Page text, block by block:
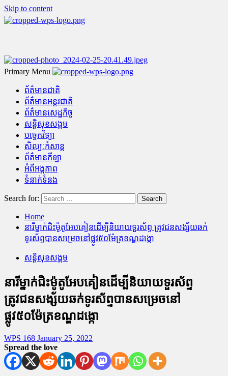
Skip to content
Primary Menu
ព័ត៌មានជាតិ
ព័ត៌មានអន្តរជាតិ
ព័ត៌មានសេដ្ឋកិច្ច
សន្តិសុខសង្គម
បច្ចេកវិទ្យា
សិល្បៈកំសាន្ត
ព័ត៌មានកីឡា
អំពីអង្គភាព
ទំនាក់ទំនង
Search for:
Home
នារីម្នាក់ជិះម៉ូតូអែបគៀនដើម្បីនិយាយទួរស័ព្ទ ត្រូវជនសង្ស័យឆក់
ទូរស័ព្ទបានសម្រេចនៅផ្លូវ៥០ម៉ែត្រខណ្ឌដង្កោ
សន្តិសុខសង្គម
នារីម្នាក់ជិះម៉ូតូអែបគៀនដើម្បីនិយាយទួរស័ព្ទ
ត្រូវជនសង្ស័យឆក់ទូរស័ព្ទបានសម្រេចនៅ
ផ្លូវ៥០ម៉ែត្រខណ្ឌដង្កោ
WPS 168 January 25, 2022
Spread the love